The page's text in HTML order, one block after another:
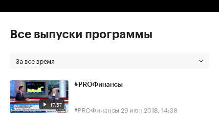
Все выпуски программы
За все время
17:57
#PROФинансы
#PROФинансы 29 июн 2018, 14:38